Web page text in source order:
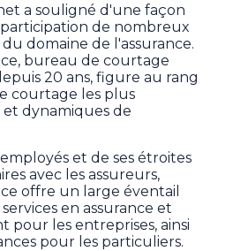
a souligné d'une façon
de nombreux
domaine de l'assurance.
bureau de courtage
20 ans, figure au rang
courtage les plus
et dynamiques de
et de ses étroites
avec les assureurs,
offre un large éventail
en assurance et
pour les entreprises, ainsi
pour les particuliers.